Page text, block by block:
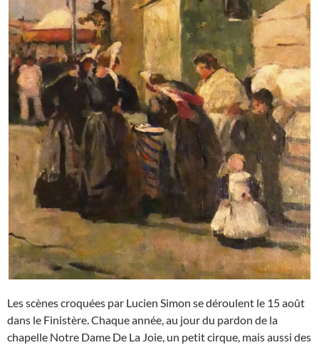
Les scènes croquées par Lucien Simon se déroulent le 15 août
dans le Finistère. Chaque année, au jour du pardon de la
chapelle Notre Dame De La Joie, un petit cirque, mais aussi des